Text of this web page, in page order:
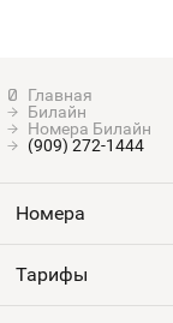
Билайн
Номера Билайн
(909) 272-1444
Номера
Все номера
Тарифы